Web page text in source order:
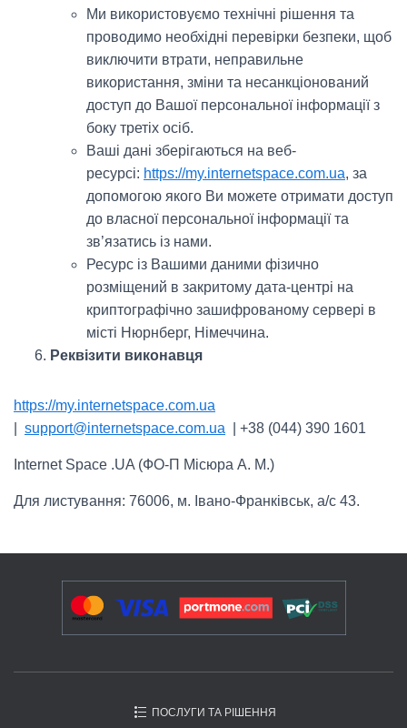
Ми використовуємо технічні рішення та
проводимо необхідні перевірки безпеки, щоб
виключити втрати, неправильне
використання, зміни та несанкціонований
доступ до Вашої персональної інформації з
боку третіх осіб.
Ваші дані зберігаються на веб-
ресурсі: https://my.internetspace.com.ua, за
допомогою якого Ви можете отримати доступ
до власної персональної інформації та
зв’язатись із нами.
Ресурс із Вашими даними фізично
розміщений в закритому дата-центрі на
криптографічно зашифрованому сервері в
місті Нюрнберг, Німеччина.
Реквізити виконавця
https://my.internetspace.com.ua
support@internetspace.com.ua | +38 (044) 390 1601
Internet Space .UA (ФО-П Місюра А. М.)
Для листування: 76006, м. Івано-Франківськ, а/с 43.
ПОСЛУГИ ТА РІШЕННЯ